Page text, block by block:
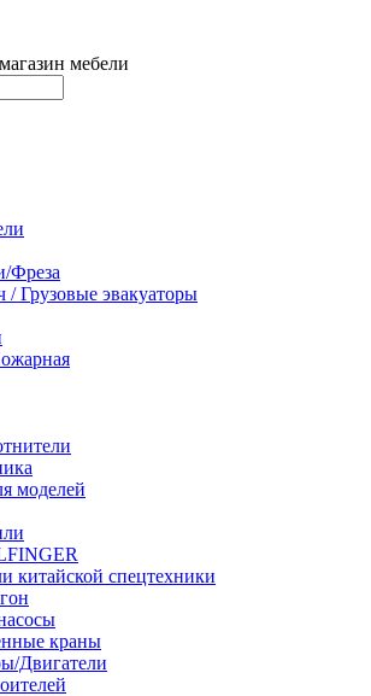
мебели
Фреза
/ Грузовые эвакуаторы
моделей
китайской спецтехники
краны
Двигатели